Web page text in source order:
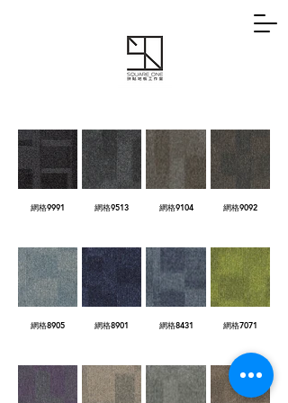
網格9991 網格9513 網格9104 網格9092
網格8905 網格8901 網格8431 網格7071